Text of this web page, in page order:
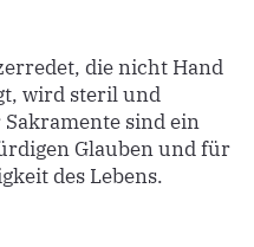
die nicht Hand
wird steril und
Sakramente sind ein
Glauben und für
des Lebens.